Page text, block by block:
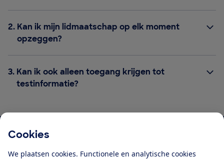
Cookies
We plaatsen cookies. Functionele en analytische cookies
2. Kan ik mijn lidmaatschap op elk moment
opzeggen?
3. Kan ik ook alleen toegang krijgen tot
testinformatie?